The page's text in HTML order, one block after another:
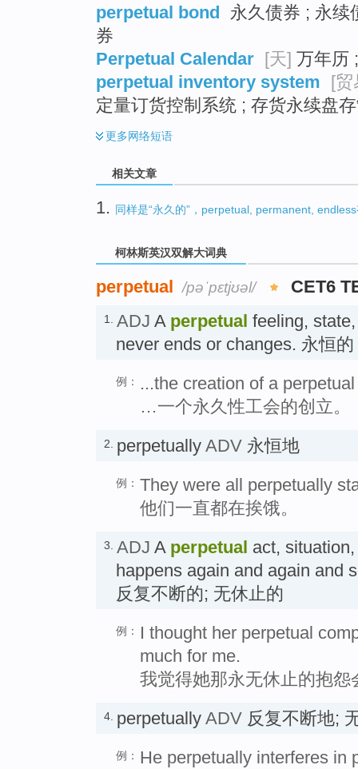
perpetual bond 永久债券 ; 永续
券
Perpetual Calendar [天] 万年历
perpetual inventory system [贸
定量订货控制系统 ; 存货永续盘
更多网络短语
相关文章
1. 同样是“永久的”，perpetual, permanent,
柯林斯英汉双解大词典
perpetual /pəˈpɛtjʊəl/ CET6
1. ADJ A perpetual feeling,
never ends or changes. 永恒的
例：
...the creation of a
…一个永久性工会的创立。
2. perpetually ADV 永恒地
例： They were all perpetually
他们一直都在挨饿。
3. ADJ A perpetual act,
happens again and again and
反复不断的; 无休止的
例：
I thought her perpetual
much for me.
我觉得她那永无休止的抱怨
4. perpetually ADV 反复不断地;
例： He perpetually interferes in